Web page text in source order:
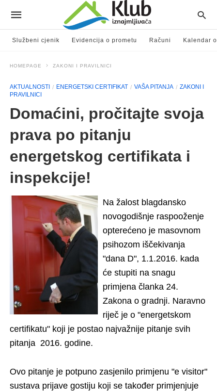
Službeni cjenik Evidencija o prometu Računi Kalendar
HOMEPAGE ZAKONI I PRAVILNICI
AKTUALNOSTI ENERGETSKI CERTIFIKAT VAŠA PITANJA
ZAKONI I
PRAVILNICI
Domaćini, pročitajte svoja
prava po pitanju
energetskog certifikata i
inspekcije!
Na žalost blagdansko
novogodišnje raspooženje
opterećeno je masovnom
psihozom iščekivanja
"dana D", 1.1.2016. kada
će stupiti na snagu
primjena članka 24.
Zakona o gradnji. Naravno
riječ je o "energetskom
certifikatu" koji je postao najvažnije pitanje svih
pitanja 2016. godine.
Ovo pitanje je potpuno zasjenilo primjenu "e visitor"
sustava prijave gostiju koji se također primjenjuje